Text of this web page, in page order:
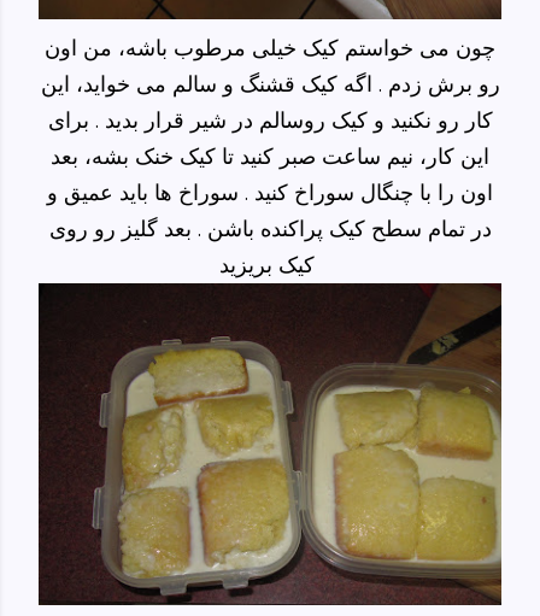
چون می خواستم کیک خیلی مرطوب باشه، من اون
رو برش زدم . اگه کیک قشنگ و سالم می خواید، این
کار رو نکنید و کیک روسالم در شیر قرار بدید . برای
این کار، نیم ساعت صبر کنید تا کیک خنک بشه، بعد
اون را با چنگال سوراخ کنید . سوراخ ها باید عمیق و
در تمام سطح کیک پراکنده باشن . بعد گلیز رو روی